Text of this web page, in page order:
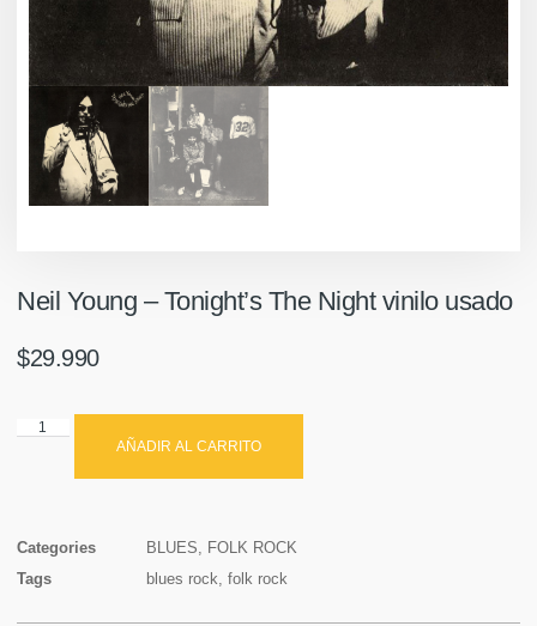
Neil Young – Tonight’s The Night vinilo usado
$29.990
AÑADIR AL CARRITO
Categories BLUES, FOLK ROCK
Tags
blues rock, folk rock